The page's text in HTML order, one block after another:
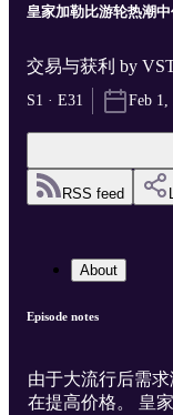
皇家加勒比游轮热潮中
交易与获利 by
S1 · E31 Feb 1,
RSS feed
About
Episode notes
由于大流行后需
在提高价格。 皇